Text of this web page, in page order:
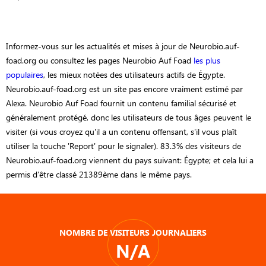
Informez-vous sur les actualités et mises à jour de Neurobio.auf-
foad.org ou consultez les pages Neurobio Auf Foad les plus
populaires, les mieux notées des utilisateurs actifs de Égypte.
Neurobio.auf-foad.org est un site pas encore vraiment estimé par
Alexa. Neurobio Auf Foad fournit un contenu familial sécurisé et
généralement protégé, donc les utilisateurs de tous âges peuvent le
visiter (si vous croyez qu'il a un contenu offensant, s'il vous plaît
utiliser la touche 'Report' pour le signaler). 83.3% des visiteurs de
Neurobio.auf-foad.org viennent du pays suivant: Égypte; et cela lui a
permis d’être classé 21389ème dans le même pays.
NOMBRE DE VISITEURS JOURNALIERS
N/A